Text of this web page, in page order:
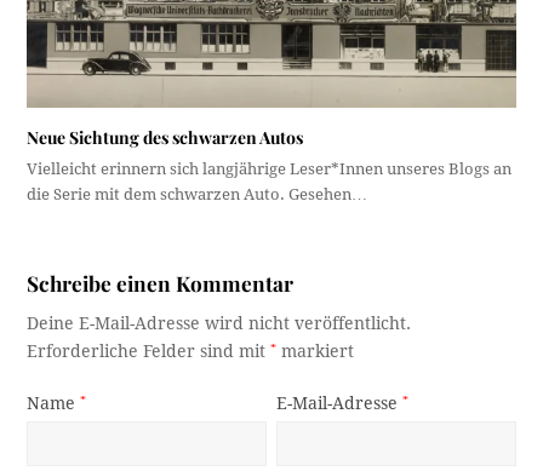
Neue Sichtung des schwarzen Autos
Vielleicht erinnern sich langjährige Leser*Innen unseres Blogs an
die Serie mit dem schwarzen Auto. Gesehen…
Schreibe einen Kommentar
Deine E-Mail-Adresse wird nicht veröffentlicht.
Erforderliche Felder sind mit* markiert
Name* E-Mail-Adresse*